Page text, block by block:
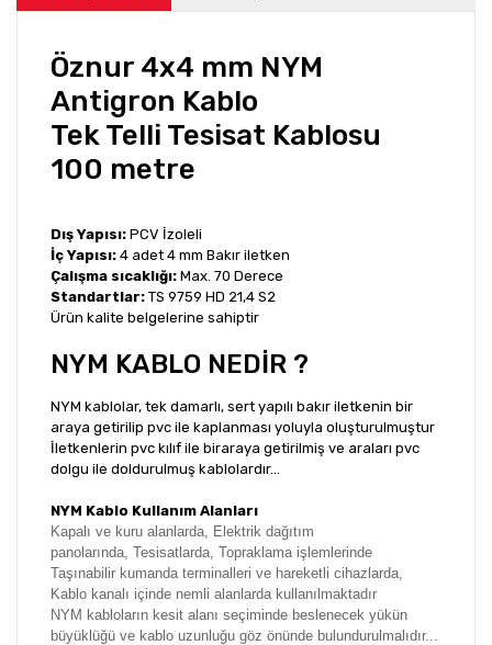
Öznur 4x4 mm NYM
Antigron Kablo
Tek Telli Tesisat Kablosu
100 metre
Dış Yapısı: PCV İzoleli
İç Yapısı: 4 adet 4 mm Bakır iletken
Çalışma sıcaklığı: Max. 70 Derece
Standartlar: TS 9759 HD 21,4 S2
Ürün kalite belgelerine sahiptir
NYM KABLO NEDİR ?
NYM kablolar, tek damarlı, sert yapılı bakır iletkenin bir
araya getirilip pvc ile kaplanması yoluyla oluşturulmuştur
İletkenlerin pvc kılıf ile biraraya getirilmiş ve araları pvc
dolgu ile doldurulmuş kablolardır...
NYM Kablo Kullanım Alanları
Kapalı ve kuru alanlarda, Elektrik dağıtım
panolarında, Tesisatlarda, Topraklama işlemlerinde
Taşınabilir kumanda terminalleri ve hareketli cihazlarda,
Kablo kanalı içinde nemli alanlardakullanılmaktadır
NYM kabloların kesit alanı seçiminde beslenecek yükün
büyüklüğü ve kablo uzunluğu göz önünde bulundurulmalıdır...